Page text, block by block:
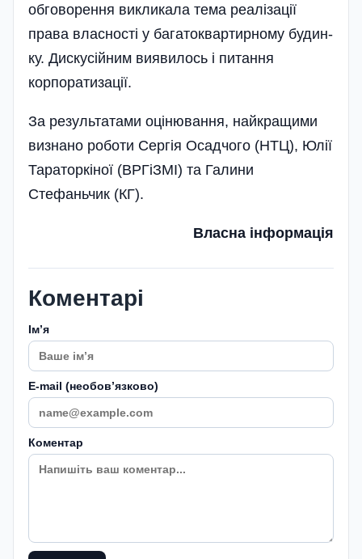
обговорення викликала тема реалізації
права власності у багатоквартирному будин­
ку. Дискусійним виявилось і питання
корпоратизації.
За результатами оцінювання, най­кращими
ви­знано роботи Сергія­ Осадчого (НТЦ), Юлії
Та­ра­тор­кіної (ВРГіЗМІ) та Галини
Стефаньчик (КГ).
Власна інформація
Коментарі
Імʼя
E-mail (необовʼязково)
Коментар